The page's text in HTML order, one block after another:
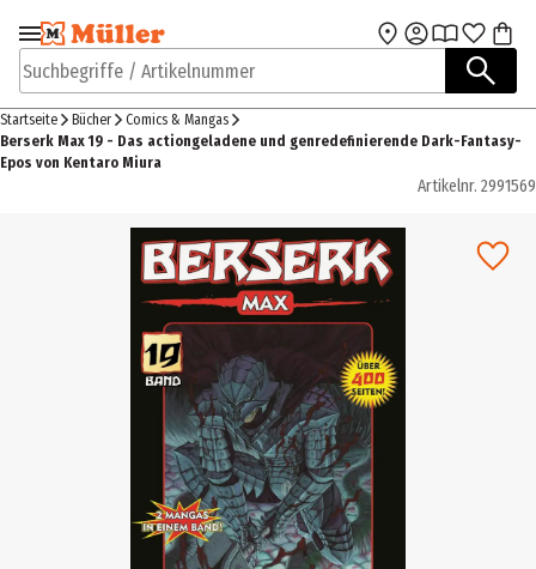
Zur Navigation
springen
Zum Hauptinhalt
Suchbegriffe / Artikelnummer
Startseite Bücher
Comics & Mangas
Berserk Max 19 - Das actiongeladene und genredefinierende Dark-Fantasy-
Epos von Kentaro Miura
Artikelnr. 2991569